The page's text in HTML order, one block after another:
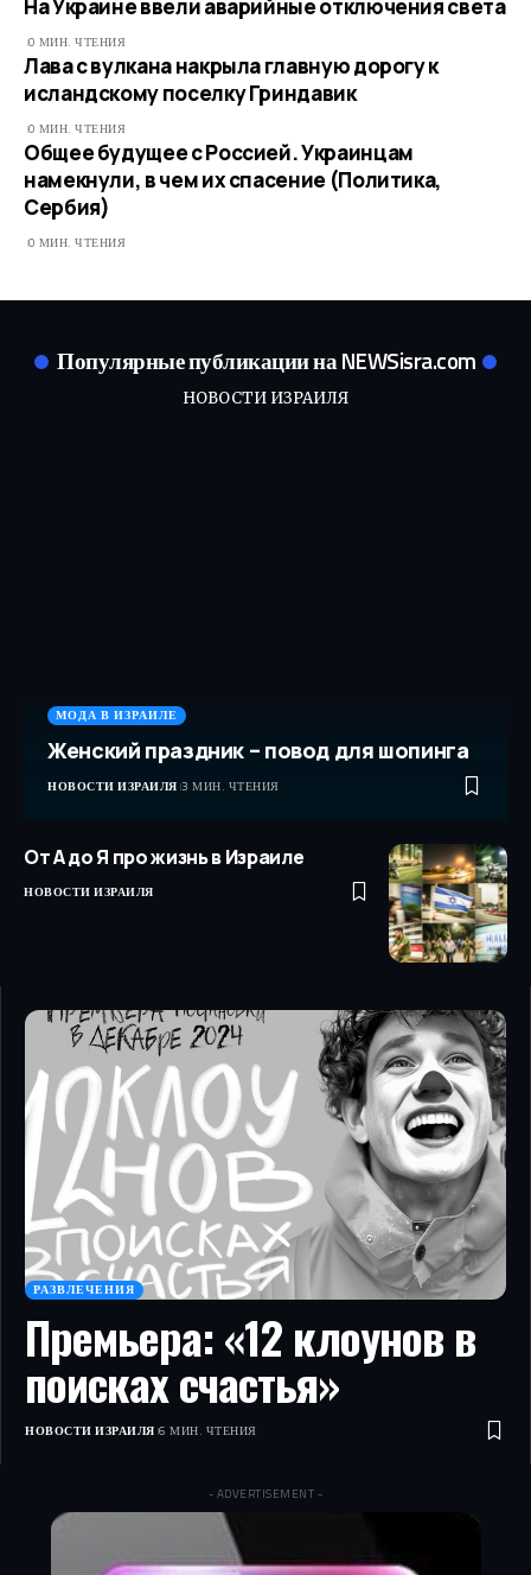
На Украине ввели аварийные отключения света
0 МИН. ЧТЕНИЯ
Лава с вулкана накрыла главную дорогу к
исландскому поселку Гриндавик
0 МИН. ЧТЕНИЯ
Общее будущее с Россией. Украинцам
намекнули, в чем их спасение (Политика,
Сербия)
0 МИН. ЧТЕНИЯ
Популярные публикации на NEWSisra.com
НОВОСТИ ИЗРАИЛЯ
МОДА В ИЗРАИЛЕ
Женский праздник – повод для шопинга
НОВОСТИ ИЗРАИЛЯ 3 МИН. ЧТЕНИЯ
От А до Я про жизнь в Израиле
НОВОСТИ ИЗРАИЛЯ
РАЗВЛЕЧЕНИЯ
Премьера: «12 клоунов в
поисках счастья»
НОВОСТИ ИЗРАИЛЯ 6 МИН. ЧТЕНИЯ
- ADVERTISEMENT -